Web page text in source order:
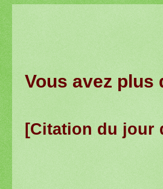
Vous avez plus
[Citation du jour